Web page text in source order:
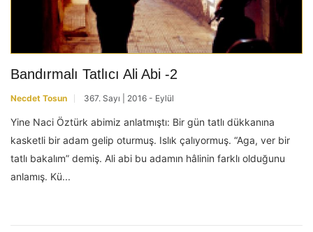
Bandırmalı Tatlıcı Ali Abi -2
Necdet Tosun 367. Sayı | 2016 - Eylül
Yine Naci Öztürk abimiz anlatmıştı: Bir gün tatlı dükkanına
kasketli bir adam gelip oturmuş. Islık çalıyormuş. “Aga, ver bir
tatlı bakalım” demiş. Ali abi bu adamın hâlinin farklı olduğunu
anlamış. Kü...